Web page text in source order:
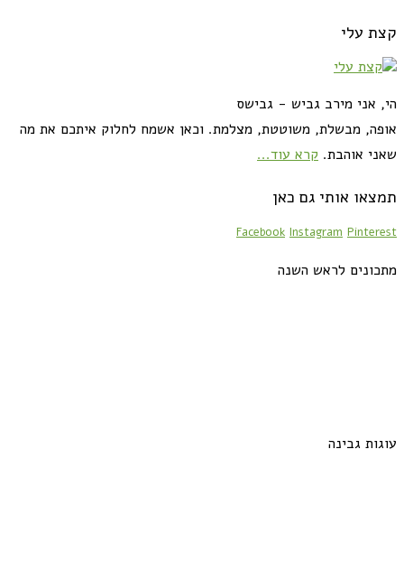
קצת עלי
הי, אני מירב גביש - גבישס
אופה, מבשלת, משוטטת, מצלמת. וכאן אשמח לחלוק איתכם את מה
שאני אוהבת. קרא עוד...
תמצאו אותי גם כאן
Facebook Instagram Pinterest
מתכונים לראש השנה
עוגות גבינה